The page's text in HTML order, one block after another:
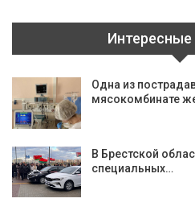
Интересные
Одна из
мясокомбинате
В Брестской
специальных…